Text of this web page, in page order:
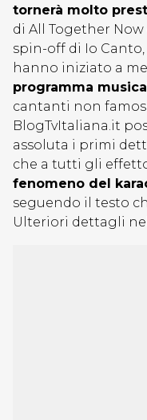
tornerà molto
di All Together
spin-off di Io
hanno iniziato a
programma
cantanti non
BlogTvItaliana.it
assoluta i primi
che a tutti gli
fenomeno del
seguendo il testo
Ulteriori dettagli